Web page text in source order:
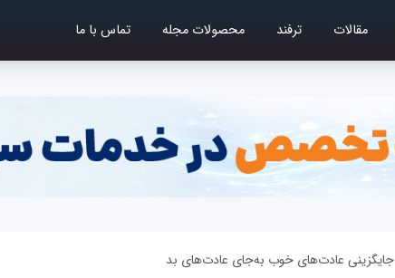
مقالات ترفند محصولات مجله تماس با ما
جایگزینی عادت‌های خوب به‌جای عادت‌های بد